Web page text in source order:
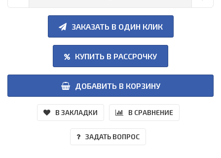
ЗАКАЗАТЬ В ОДИН КЛИК
КУПИТЬ В РАССРОЧКУ
ДОБАВИТЬ В КОРЗИНУ
В ЗАКЛАДКИ В СРАВНЕНИЕ
ЗАДАТЬ ВОПРОС